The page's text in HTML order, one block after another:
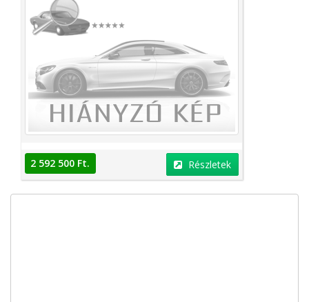
2 592 500 Ft. Részletek